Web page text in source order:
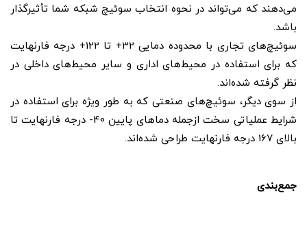
می‌دهند که می‌تواند در نحوه انتخاب سوئیچ شبکه شما تأثیرگذار
باشد.
سوئیچ‌های تجاری با محدوده دمایی 32+ تا 122+ درجه فارنهایت
که برای استفاده در محیط‌های اداری و سایر محیط‌های داخلی در
نظر گرفته شده‌اند.
از سوی دیگر، سوئیچ‌های صنعتی که به طور ویژه برای استفاده در
شرایط عملیاتی سخت ازجمله دماهای پایین 40- درجه فارنهایت تا
بالای 167 درجه فارنهایت طراحی شده‌اند.
جمع‌بندی